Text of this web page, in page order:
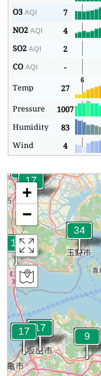
O3AQI 7
NO2AQI 4
SO2AQI 2
COAQI -
Temp
27
Pressure
1007
Humidity
83
Wind
4
+
−